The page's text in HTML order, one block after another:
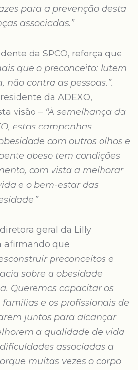
para a prevenção desta
associadas.”
da SPCO, reforça que
que o preconceito: lutem
não contra as pessoas.”.
da ADEXO,
visão – “À semelhança da
estas campanhas
com outros olhos e
obeso tem condições
com vista a melhorar
e o bem-estar das
.”
geral da Lilly
afirmando que
preconceitos e
sobre a obesidade
Queremos capacitar os
famílias e os profissionais de
juntos para alcançar
a qualidade de vida
associadas a
muitas vezes o corpo